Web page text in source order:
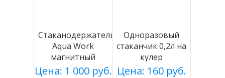
Стаканодержатель
Aqua Work
магнитный
белый
Цена: 1 000 руб.
Одноразовый
стаканчик 0,2л на
кулер
Цена: 160 руб.